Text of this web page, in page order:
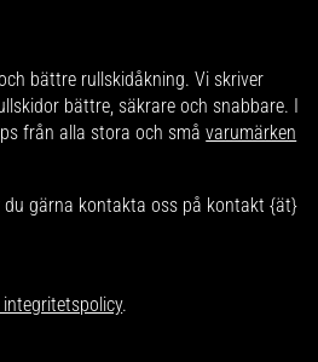
bättre rullskidåkning. Vi skriver
bättre, säkrare och snabbare. I
från alla stora och småvarumärken
gärna kontakta oss på kontakt {ät}
.